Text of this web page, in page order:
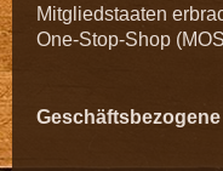
Mitgliedstaaten
One-Stop-Shop